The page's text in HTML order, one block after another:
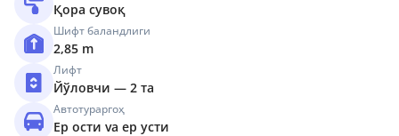
Қора сувоқ
Шифт баландлиги
2,85 m
Лифт
Йўловчи — 2 та
Автотураргоҳ
Ер ости va ер усти